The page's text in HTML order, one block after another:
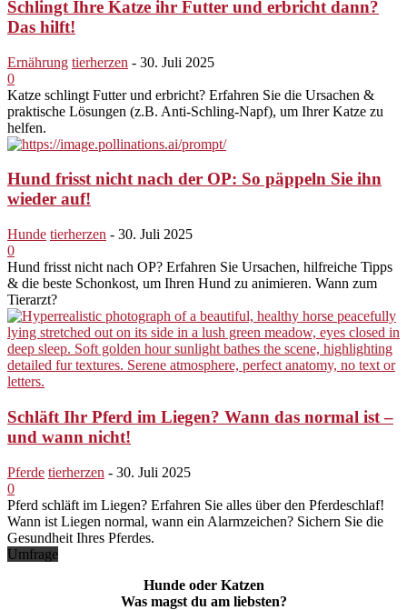
Schlingt Ihre Katze ihr Futter und erbricht dann?
Das hilft!
Ernährung tierherzen - 30. Juli 2025
0
Katze schlingt Futter und erbricht? Erfahren Sie die Ursachen &
praktische Lösungen (z.B. Anti-Schling-Napf), um Ihrer Katze zu
helfen.
Hund frisst nicht nach der OP: So päppeln Sie ihn
wieder auf!
Hunde tierherzen - 30. Juli 2025
0
Hund frisst nicht nach OP? Erfahren Sie Ursachen, hilfreiche Tipps
& die beste Schonkost, um Ihren Hund zu animieren. Wann zum
Tierarzt?
Schläft Ihr Pferd im Liegen? Wann das normal ist –
und wann nicht!
Pferde tierherzen - 30. Juli 2025
0
Pferd schläft im Liegen? Erfahren Sie alles über den Pferdeschlaf!
Wann ist Liegen normal, wann ein Alarmzeichen? Sichern Sie die
Gesundheit Ihres Pferdes.
Umfrage
Hunde oder Katzen
Was magst du am liebsten?